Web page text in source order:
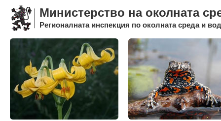
Министерство на околната
Регионалната инспекция по околната среда и